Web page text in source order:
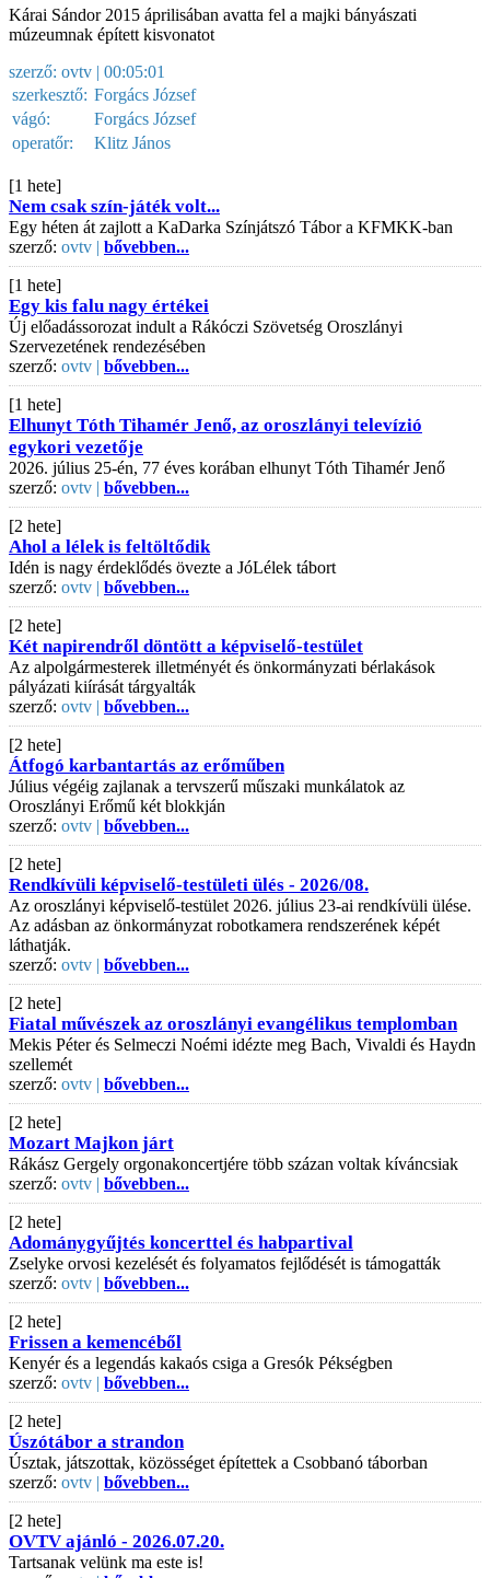
Kárai Sándor 2015 áprilisában avatta fel a majki bányászati
múzeumnak épített kisvonatot
szerző: ovtv | 00:05:01
szerkesztő: Forgács József
vágó:
Forgács József
operatőr:
Klitz János
[1 hete]
Nem csak szín-játék volt...
Egy héten át zajlott a KaDarka Színjátszó Tábor a KFMKK-ban
szerző: ovtv | bővebben...
[1 hete]
Egy kis falu nagy értékei
Új előadássorozat indult a Rákóczi Szövetség Oroszlányi
Szervezetének rendezésében
szerző: ovtv | bővebben...
[1 hete]
Elhunyt Tóth Tihamér Jenő, az oroszlányi televízió
egykori vezetője
2026. július 25-én, 77 éves korában elhunyt Tóth Tihamér Jenő
szerző: ovtv | bővebben...
[2 hete]
Ahol a lélek is feltöltődik
Idén is nagy érdeklődés övezte a JóLélek tábort
szerző: ovtv | bővebben...
[2 hete]
Két napirendről döntött a képviselő-testület
Az alpolgármesterek illetményét és önkormányzati bérlakások
pályázati kiírását tárgyalták
szerző: ovtv | bővebben...
[2 hete]
Átfogó karbantartás az erőműben
Július végéig zajlanak a tervszerű műszaki munkálatok az
Oroszlányi Erőmű két blokkján
szerző: ovtv | bővebben...
[2 hete]
Rendkívüli képviselő-testületi ülés - 2026/08.
Az oroszlányi képviselő-testület 2026. július 23-ai rendkívüli ülése.
Az adásban az önkormányzat robotkamera rendszerének képét
láthatják.
szerző: ovtv | bővebben...
[2 hete]
Fiatal művészek az oroszlányi evangélikus templomban
Mekis Péter és Selmeczi Noémi idézte meg Bach, Vivaldi és Haydn
szellemét
szerző: ovtv | bővebben...
[2 hete]
Mozart Majkon járt
Rákász Gergely orgonakoncertjére több százan voltak kíváncsiak
szerző: ovtv | bővebben...
[2 hete]
Adománygyűjtés koncerttel és habpartival
Zselyke orvosi kezelését és folyamatos fejlődését is támogatták
szerző: ovtv | bővebben...
[2 hete]
Frissen a kemencéből
Kenyér és a legendás kakaós csiga a Gresók Pékségben
szerző: ovtv | bővebben...
[2 hete]
Úszótábor a strandon
Úsztak, játszottak, közösséget építettek a Csobbanó táborban
szerző: ovtv | bővebben...
[2 hete]
OVTV ajánló - 2026.07.20.
Tartsanak velünk ma este is!